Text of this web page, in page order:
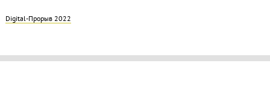
Digital-Прорыв 2022